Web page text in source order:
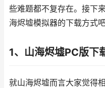
些难题都不复存在。接下
海烬墟模拟器的下载方式吧
1、山海烬墟PC版下
就山海烬墟而言大家觉得